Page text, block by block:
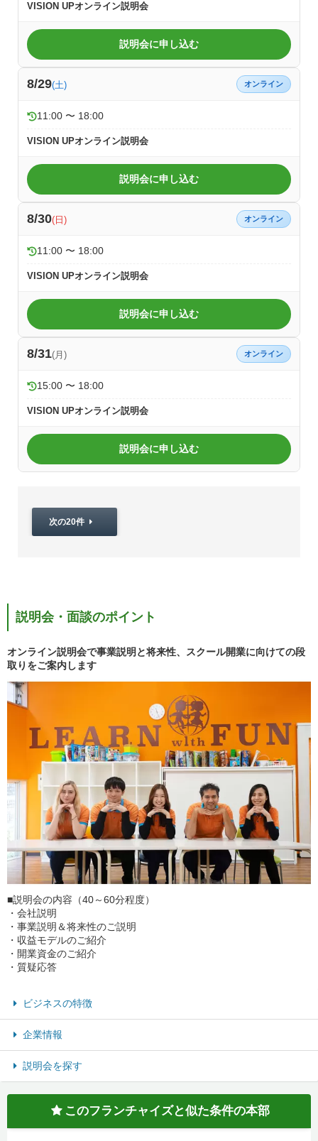
VISION UPオンライン説明会
説明会に申し込む
8/29(土) オンライン
11:00 〜 18:00
VISION UPオンライン説明会
説明会に申し込む
8/30(日) オンライン
11:00 〜 18:00
VISION UPオンライン説明会
説明会に申し込む
8/31(月) オンライン
15:00 〜 18:00
VISION UPオンライン説明会
説明会に申し込む
次の20件
説明会・面談のポイント
オンライン説明会で事業説明と将来性、スクール開業に向けての段
取りをご案内します
■説明会の内容（40～60分程度）
・会社説明
・事業説明＆将来性のご説明
・収益モデルのご紹介
・開業資金のご紹介
・質疑応答
ビジネスの特徴
企業情報
説明会を探す
このフランチャイズと似た条件の本部